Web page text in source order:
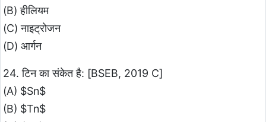
(B) हीलियम
(C) नाइट्रोजन
(D) आर्गन
24. टिन का संकेत है: [BSEB, 2019 C]
(A) $Sn$
(B) $Tn$